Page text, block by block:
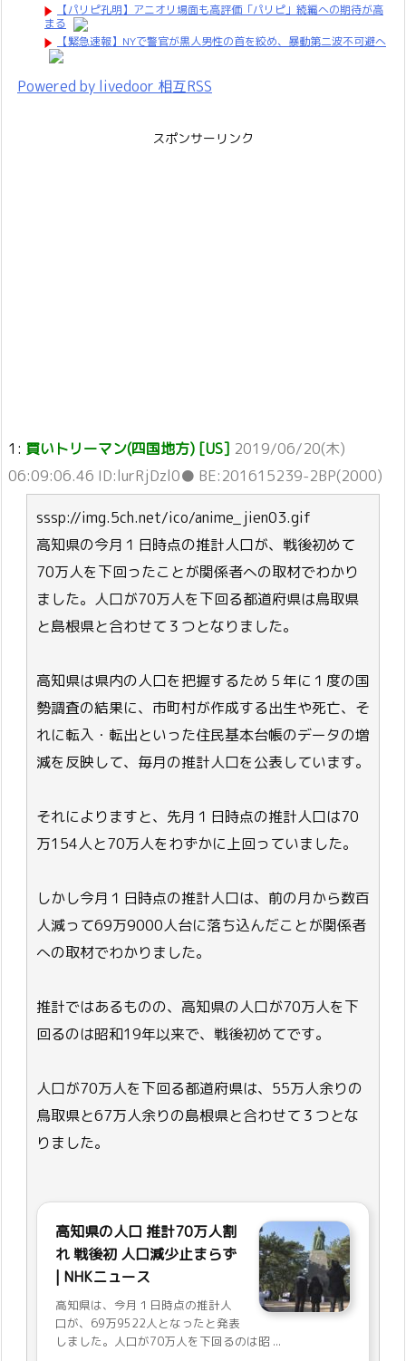
【パリピ孔明】アニオリ場面も高評価「パリピ」続編への期待が高
まる
【緊急速報】NYで警官が黒人男性の首を絞め、暴動第二波不可避へ
Powered by livedoor 相互RSS
スポンサーリンク
1: 買いトリーマン(四国地方) [US] 2019/06/20(木)
06:09:06.46 ID:lurRjDzl0● BE:201615239-2BP(2000)
sssp://img.5ch.net/ico/anime_jien03.gif
高知県の今月１日時点の推計人口が、戦後初めて
70万人を下回ったことが関係者への取材でわかり
ました。人口が70万人を下回る都道府県は鳥取県
と島根県と合わせて３つとなりました。
高知県は県内の人口を把握するため５年に１度の国
勢調査の結果に、市町村が作成する出生や死亡、そ
れに転入・転出といった住民基本台帳のデータの増
減を反映して、毎月の推計人口を公表しています。
それによりますと、先月１日時点の推計人口は70
万154人と70万人をわずかに上回っていました。
しかし今月１日時点の推計人口は、前の月から数百
人減って69万9000人台に落ち込んだことが関係者
への取材でわかりました。
推計ではあるものの、高知県の人口が70万人を下
回るのは昭和19年以来で、戦後初めてです。
人口が70万人を下回る都道府県は、55万人余りの
鳥取県と67万人余りの島根県と合わせて３つとな
りました。
高知県の人口 推計70万人割
れ 戦後初 人口減少止まらず
| NHKニュース
高知県は、今月１日時点の推計人
口が、69万9522人となったと発表
しました。人口が70万人を下回るのは昭 ...